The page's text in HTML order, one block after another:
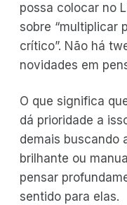
possa colocar no
sobre “multiplicar
crítico”. Não há
novidades em
O que significa
dá prioridade a
demais buscando
brilhante ou
pensar
sentido para elas.